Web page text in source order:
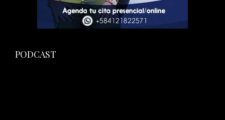
PODCAST